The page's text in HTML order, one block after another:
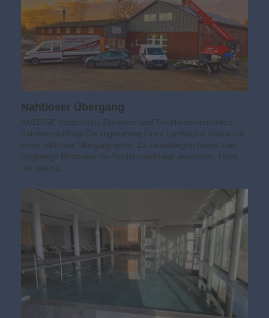
Nahtloser Übergang
ANZEIGE Verlässliche Zimmerer- und Tischlerarbeiten durch
Betriebsnachfolge Die angesehene Firma Lambach & Haase hat
einen nahtlosen Übergang erlebt. Zu Jahresbeginn haben zwei
langjährige Mitarbeiter die Betriebsnachfolge angetreten. Unter
der Leitung…